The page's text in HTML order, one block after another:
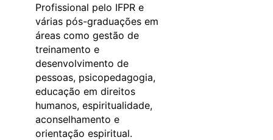
Profissional pelo IFPR e
várias pós-graduações em
áreas como gestão de
treinamento e
desenvolvimento de
pessoas, psicopedagogia,
educação em direitos
humanos, espiritualidade,
aconselhamento e
orientação espiritual.